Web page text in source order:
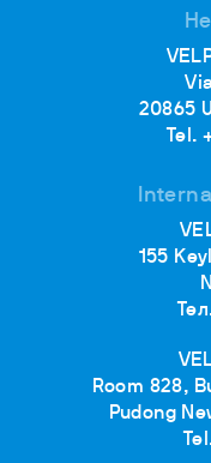
20865
Tel.
155
Room 828,
Pudong